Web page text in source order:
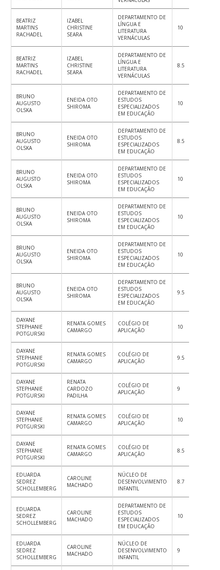
BEATRIZ
MARTINS
RACHADEL
IZABEL
CHRISTINE
SEARA
DEPARTAMENTO DE
LÍNGUA E
LITERATURA
VERNÁCULAS
10
BEATRIZ
MARTINS
RACHADEL
IZABEL
CHRISTINE
SEARA
DEPARTAMENTO DE
LÍNGUA E
LITERATURA
VERNÁCULAS
8.5
BRUNO
AUGUSTO
OLSKA
ENEIDA OTO
SHIROMA
DEPARTAMENTO DE
ESTUDOS
ESPECIALIZADOS
EM EDUCAÇÃO
10
BRUNO
AUGUSTO
OLSKA
ENEIDA OTO
SHIROMA
DEPARTAMENTO DE
ESTUDOS
ESPECIALIZADOS
EM EDUCAÇÃO
8.5
BRUNO
AUGUSTO
OLSKA
ENEIDA OTO
SHIROMA
DEPARTAMENTO DE
ESTUDOS
ESPECIALIZADOS
EM EDUCAÇÃO
10
BRUNO
AUGUSTO
OLSKA
ENEIDA OTO
SHIROMA
DEPARTAMENTO DE
ESTUDOS
ESPECIALIZADOS
EM EDUCAÇÃO
10
BRUNO
AUGUSTO
OLSKA
ENEIDA OTO
SHIROMA
DEPARTAMENTO DE
ESTUDOS
ESPECIALIZADOS
EM EDUCAÇÃO
10
BRUNO
AUGUSTO
OLSKA
ENEIDA OTO
SHIROMA
DEPARTAMENTO DE
ESTUDOS
ESPECIALIZADOS
EM EDUCAÇÃO
9.5
DAYANE
STEPHANIE
POTGURSKI
RENATA GOMES
CAMARGO
COLÉGIO DE
APLICAÇÃO
10
DAYANE
STEPHANIE
POTGURSKI
RENATA GOMES
CAMARGO
COLÉGIO DE
APLICAÇÃO
9.5
DAYANE
STEPHANIE
POTGURSKI
RENATA
CARDOZO
PADILHA
COLÉGIO DE
APLICAÇÃO
9
DAYANE
STEPHANIE
POTGURSKI
RENATA GOMES
CAMARGO
COLÉGIO DE
APLICAÇÃO
10
DAYANE
STEPHANIE
POTGURSKI
RENATA GOMES
CAMARGO
COLÉGIO DE
APLICAÇÃO
8.5
EDUARDA
SEDREZ
SCHOLLEMBERG
CAROLINE
MACHADO
NÚCLEO DE
DESENVOLVIMENTO
INFANTIL
8.7
EDUARDA
SEDREZ
SCHOLLEMBERG
CAROLINE
MACHADO
DEPARTAMENTO DE
ESTUDOS
ESPECIALIZADOS
EM EDUCAÇÃO
10
EDUARDA
SEDREZ
SCHOLLEMBERG
CAROLINE
MACHADO
NÚCLEO DE
DESENVOLVIMENTO
INFANTIL
9